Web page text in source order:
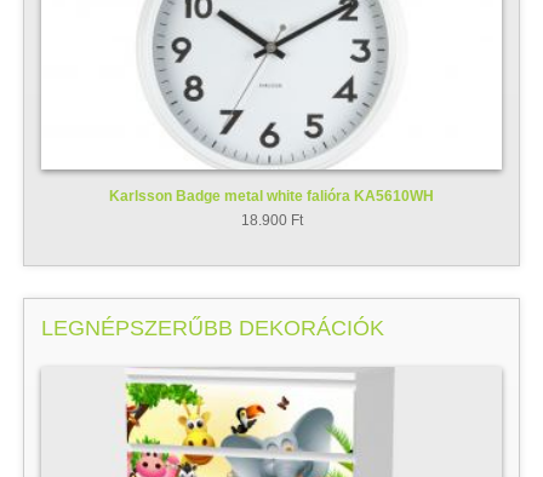
Karlsson Badge metal white falióra KA5610WH
18.900 Ft
LEGNÉPSZERŰBB DEKORÁCIÓK